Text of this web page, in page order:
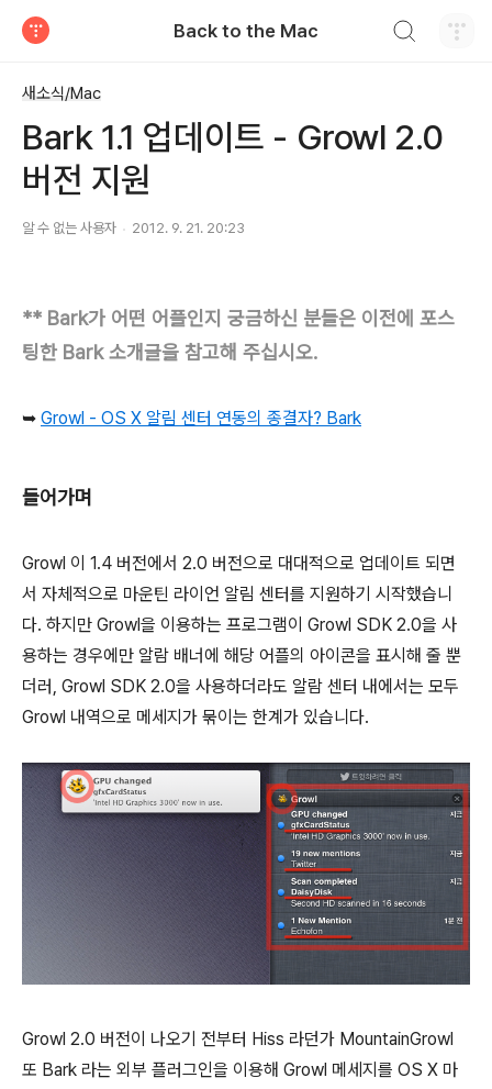
Back to the Mac
새소식/Mac
Bark 1.1 업데이트 - Growl 2.0
버전 지원
알 수 없는 사용자 2012. 9. 21. 20:23
** Bark가 어떤 어플인지 궁금하신 분들은 이전에 포스
팅한 Bark 소개글을 참고해 주십시오.
➥ Growl - OS X 알림 센터 연동의 종결자? Bark
들어가며
Growl 이 1.4 버전에서 2.0 버전으로 대대적으로 업데이트 되면
서 자체적으로 마운틴 라이언 알림 센터를 지원하기 시작했습니
다. 하지만 Growl을 이용하는 프로그램이 Growl SDK 2.0을 사
용하는 경우에만 알람 배너에 해당 어플의 아이콘을 표시해 줄 뿐
더러, Growl SDK 2.0을 사용하더라도 알람 센터 내에서는 모두
Growl 내역으로 메세지가 묶이는 한계가 있습니다.
Growl 2.0 버전이 나오기 전부터 Hiss 라던가 MountainGrowl
또 Bark 라는 외부 플러그인을 이용해 Growl 메세지를 OS X 마